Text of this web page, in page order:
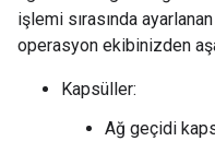
işlemi sırasında
operasyon ekibinizden
Kapsüller:
Ağ geçidi